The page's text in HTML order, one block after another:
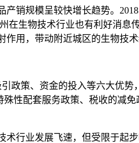
销规模呈较快增长趋势。
在生物技术行业也有利好消息
用，带动附近城区的生物技术
政策、资金的投入等六大优势
性配套服务政策、税收的减
行业发展飞速，但受限于起